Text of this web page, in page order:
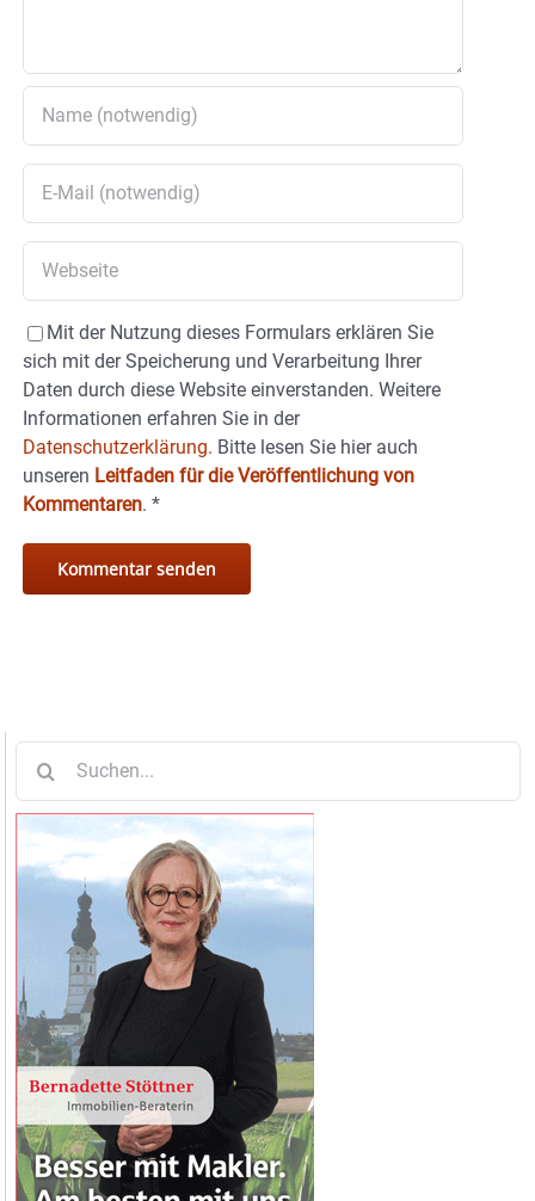
Mit der Nutzung dieses Formulars erklären Sie
sich mit der Speicherung und Verarbeitung Ihrer
Daten durch diese Website einverstanden. Weitere
Informationen erfahren Sie in der
Datenschutzerklärung. Bitte lesen Sie hier auch
unseren Leitfaden für die Veröffentlichung von
Kommentaren. *
nach: